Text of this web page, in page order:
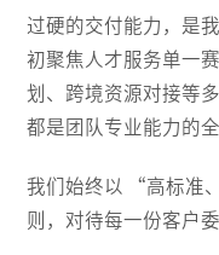
过硬的交付能力，是
初聚焦人才服务单一
划、跨境资源对接等
都是团队专业能力的全
我们始终以 “高标准
则，对待每一份客户